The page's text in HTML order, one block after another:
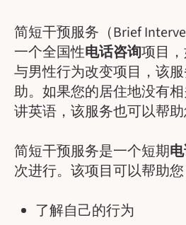
简短干预服务（Brief
一个全国性电话咨询项目
与男性行为改变项目，该
助。如果您的居住地没有
讲英语，该服务也可以帮助
简短干预服务是一个短期
次进行。该项目可以帮助您
了解自己的行为